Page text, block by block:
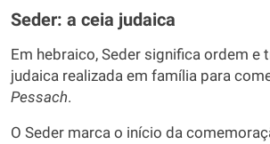
Seder: a ceia judaica
Em hebraico, Seder significa ordem e
judaica realizada em família para
Pessach.
O Seder marca o início da